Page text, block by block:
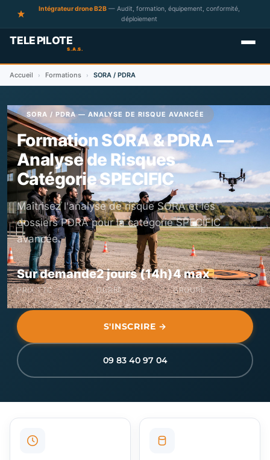
Intégrateur drone B2B — Audit, formation, équipement, conformité,
déploiement
Accueil › Formations › SORA / PDRA
SORA / PDRA — ANALYSE DE RISQUE AVANCÉE
Formation SORA & PDRA —
Analyse de Risques
Catégorie SPECIFIC
Maîtrisez l'analyse de risque SORA et les
dossiers PDRA pour la catégorie SPECIFIC
avancée.
Sur demande
PRIX TTC
2 jours (14h)
DURÉE
4 max
GROUPE
S'INSCRIRE →
09 83 40 97 04